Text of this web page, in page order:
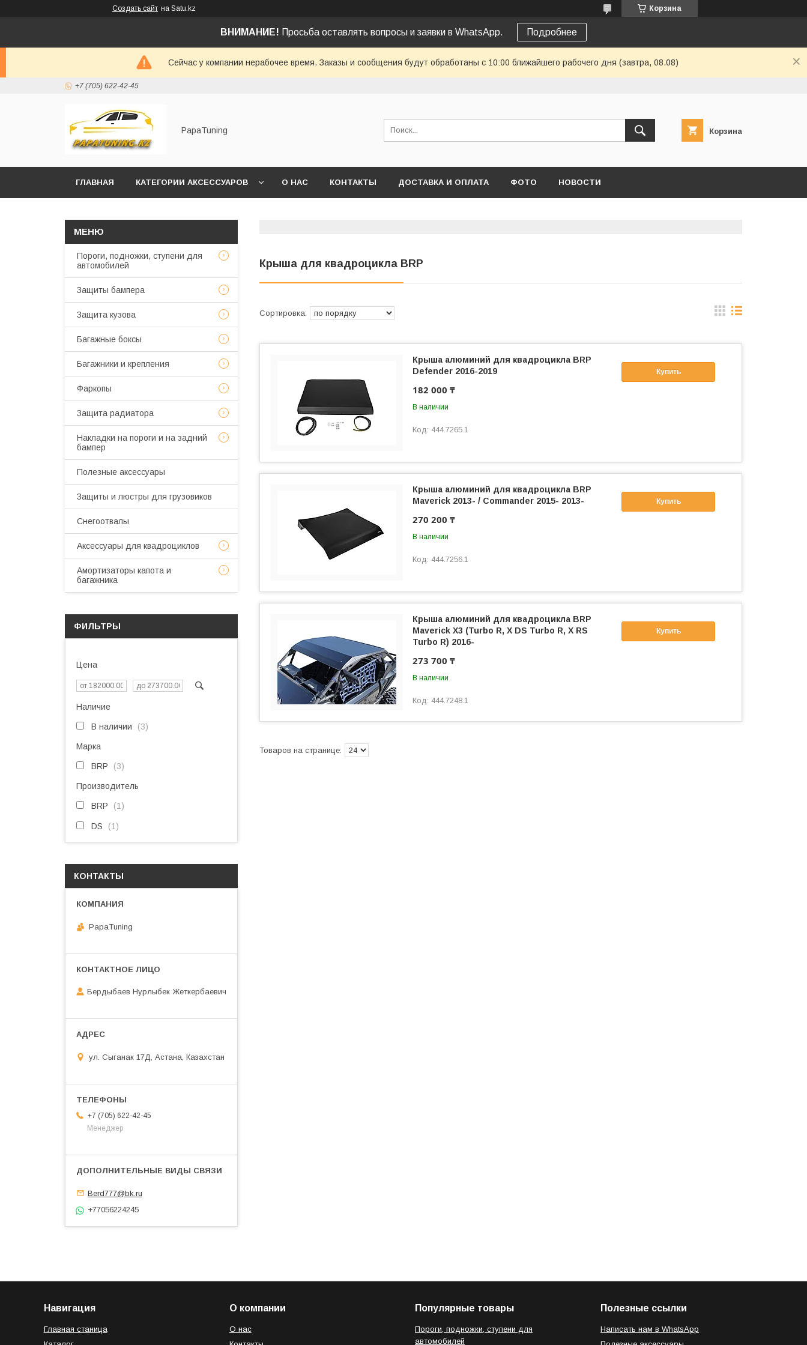
Создать сайт на Satu.kz Корзина
ВНИМАНИЕ! Просьба оставлять вопросы и заявки в WhatsApp. Подробнее
Сейчас у компании нерабочее время. Заказы и сообщения будут обработаны с 10:00 ближайшего рабочего дня (завтра, 08.08)
+7 (705) 622-42-45
PapaTuning Корзина
ГЛАВНАЯ КАТЕГОРИИ АКСЕССУАРОВ О НАС КОНТАКТЫ ДОСТАВКА И ОПЛАТА ФОТО НОВОСТИ
Крыша для квадроцикла BRP
Купить
Крыша алюминий для квадроцикла BRP
Defender 2016-2019
182 000 ₸
В наличии
444.7265.1
Купить
Крыша алюминий для квадроцикла BRP
Maverick 2013- / Commander 2015- 2013-
270 200 ₸
В наличии
444.7256.1
Купить
Крыша алюминий для квадроцикла BRP
Maverick X3 (Turbo R, X DS Turbo R, X RS
Turbo R) 2016-
273 700 ₸
В наличии
444.7248.1
Пороги, подножки, ступени для
автомобилей
Защиты бампера
Защита кузова
Багажные боксы
Багажники и крепления
Фаркопы
Защита радиатора
Накладки на пороги и на задний
бампер
Полезные аксессуары
Защиты и люстры для грузовиков
Снегоотвалы
Аксессуары для квадроциклов
Амортизаторы капота и
багажника
ФИЛЬТРЫ
Цена
Наличие
В наличии 3
Марка
BRP 3
Производитель
BRP 1
DS 1
КОНТАКТЫ
PapaTuning
Бердыбаев Нурлыбек Жеткербаевич
ул. Сыганак 17Д, Астана, Казахстан
+7 (705) 622-42-45
Менеджер
Berd777@bk.ru
+77056224245
Навигация
Главная станица
О компании
О нас
Популярные товары
Пороги, подножки, ступени для
автомобилей
Полезные ссылки
Написать нам в WhatsApp